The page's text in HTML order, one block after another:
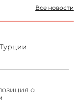
Все новости
о
оккупированный
ломиться в
ядерное